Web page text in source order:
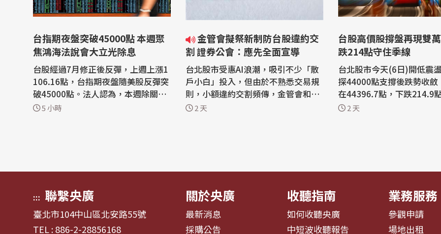
台指期夜盤突破45000點 本週聚
焦鴻海法說會大立光除息
台股經過7月修正後反彈，上週上漲1
106.16點，台指期夜盤隨美股反彈突
破45000點。法人認為，本週除關注
上市櫃公司上半年獲財報外，市場將
5 小時
金管會擬祭新制防台股違約交
割 證券公會：應先全面宣導
台北股市受惠AI浪潮，吸引不少「散
戶小白」投入，但由於不熟悉交易規
則，小額違約交割頻傳，金管會和證
交所研議，未來若投資人違約交割，
2 天
台股高價股撐盤再現雙
跌214點守住季線
台北股市今天(6日)開低震
探44000點支撐後跌勢收斂
在44396.7點，下跌214.9
48%，成交金額新台幣
2 天
::: 聯繫央廣
臺北市104中山區北安路55號
TEL : 886-2-28856168
關於央廣
最新消息
採購公告
收聽指南
如何收聽央廣
中短波收聽報告
業務服務
參觀申請
場地出租